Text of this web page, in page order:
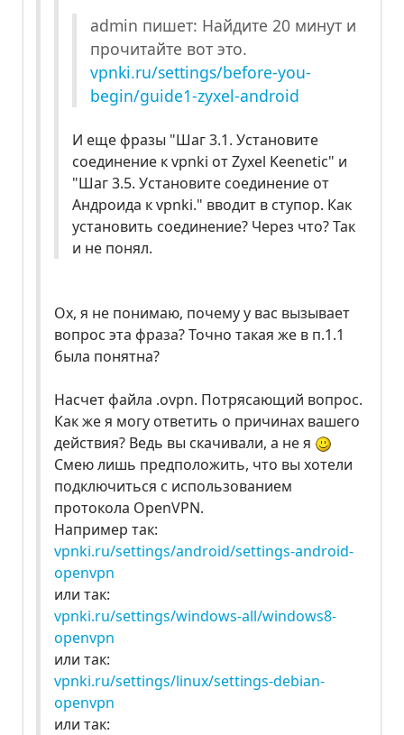
admin пишет: Найдите 20 минут и
прочитайте вот это.
vpnki.ru/settings/before-you-
begin/guide1-zyxel-android
И еще фразы "Шаг 3.1. Установите
соединение к vpnki от Zyxel Keenetic" и
"Шаг 3.5. Установите соединение от
Андроида к vpnki." вводит в ступор. Как
установить соединение? Через что? Так
и не понял.
Ох, я не понимаю, почему у вас вызывает
вопрос эта фраза? Точно такая же в п.1.1
была понятна?
Насчет файла .ovpn. Потрясающий вопрос.
Как же я могу ответить о причинах вашего
действия? Ведь вы скачивали, а не я
Смею лишь предположить, что вы хотели
подключиться с использованием
протокола OpenVPN.
Например так:
vpnki.ru/settings/android/settings-android-
openvpn
или так:
vpnki.ru/settings/windows-all/windows8-
openvpn
или так:
vpnki.ru/settings/linux/settings-debian-
openvpn
или так: